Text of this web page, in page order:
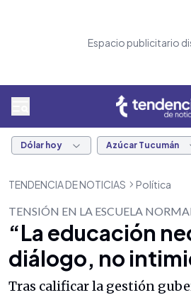
Espacio publicitario
Dólar hoy Azúcar Tucumán
TENDENCIA DE NOTICIAS Política
TENSIÓN EN LA ESCUELA
“La educación
diálogo, no
Tras calificar la gestión